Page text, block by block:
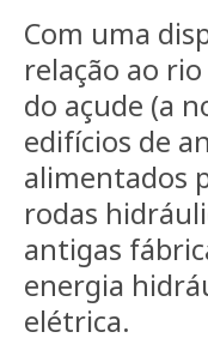
Com uma
relação ao
do açude (a
edifícios de
alimentados
rodas
antigas
energia
elétrica.